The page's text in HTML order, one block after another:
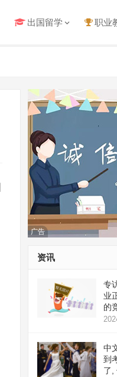
出国留学 职业
广告
资讯
专
业
的
中
到
了,